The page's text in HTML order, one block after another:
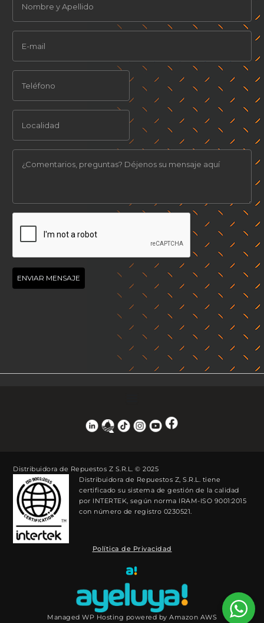
Distribuidora de Repuestos Z S.R.L. © 2025
Distribuidora de Repuestos Z, S.R.L. tiene
certificado su sistema de gestión de la calidad
por INTERTEK, según norma IRAM-ISO 9001:2015
con número de registro 0230521.
Política de Privacidad
Managed WP Hosting powered by Amazon AWS